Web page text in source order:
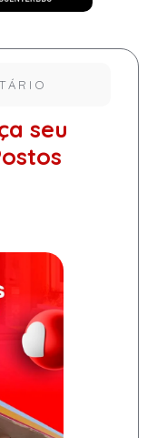
seu